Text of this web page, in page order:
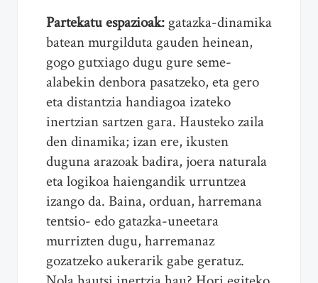
Partekatu espazioak: gatazka-dinamika
batean murgilduta gauden heinean,
gogo gutxiago dugu gure seme-
alabekin denbora pasatzeko, eta gero
eta distantzia handiagoa izateko
inertzian sartzen gara. Hausteko zaila
den dinamika; izan ere, ikusten
duguna arazoak badira, joera naturala
eta logikoa haiengandik urruntzea
izango da. Baina, orduan, harremana
tentsio- edo gatazka-uneetara
murrizten dugu, harremanaz
gozatzeko aukerarik gabe geratuz.